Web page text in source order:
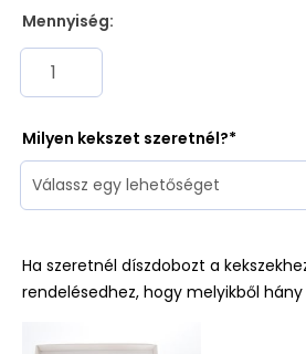
Mennyiség:
Milyen kekszet szeretnél?
Ha szeretnél díszdobozt a
rendelésedhez, hogy melyikből